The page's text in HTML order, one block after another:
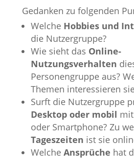
Gedanken zu folgenden
Welche Hobbies und
die Nutzergruppe?
Wie sieht das Online-
Nutzungsverhalten
Personengruppe aus?
Themen interessieren
Surft die Nutzergruppe
Desktop oder mobil
oder Smartphone? Zu
Tageszeiten ist sie
Welche Ansprüche hat